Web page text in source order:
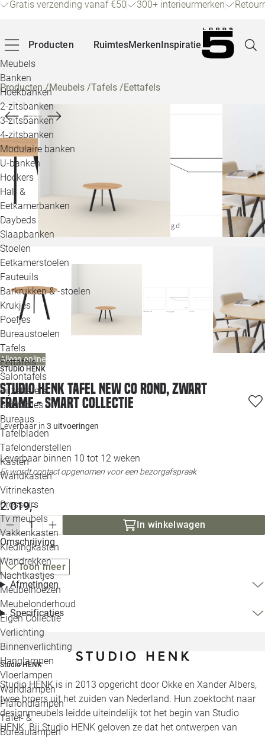
Gratis verzending vanaf €50 300+ interieurmerken
Producten
Meubels
Banken
Hoekbanken
2-zitsbanken
3-zitsbanken
4-zitsbanken
Modulaire banken
U-banken
Hockers
Hal- &
Eetkamerbanken
Daybeds
Slaapbanken
Stoelen
Eetkamerstoelen
Fauteuils
Barkrukken & -stoelen
Krukjes
Poefjes
Bureaustoelen
Tafels
Eettafels
Salontafels
Bijzettafels
Sidetables
Bureaus
Tafelbladen
Tafelonderstellen
Kasten
Wandkasten
Vitrinekasten
Dressoirs
Tv meubels
Vakkenkasten
Kledingkasten
Wandrekken
Nachtkastjes
Meubelhoezen
Meubelonderhoud
Eigen Collectie
Verlichting
Binnenverlichting
Hanglampen
Vloerlampen
Wandlampen
Plafondlampen
Tafel- &
Bureaulampen
RuimtesMerkenInspiratie
Producten/Meubels /Tafels /Eettafels
Alleen online
STUDIO HENK
Studio HENK tafel New Co Rond, zwart
frame - Smart Collectie
Leverbaar in 3 uitvoeringen
Leverbaar binnen 10 tot 12 weken
Er wordt contact opgenomen voor een bezorgafspraak
2.019,-
In winkelwagen
Omschrijving
Toon meer
Afmetingen
Specificaties
Studio HENK
Studio HENK is in 2013 opgericht door Okke en Xander Albers,
twee broers uit het zuiden van Nederland. Hun zoektocht naar
designmeubels leidde uiteindelijk tot het begin van Studio
HENK. Bij Studio HENK geloven ze dat het ontwerpen van